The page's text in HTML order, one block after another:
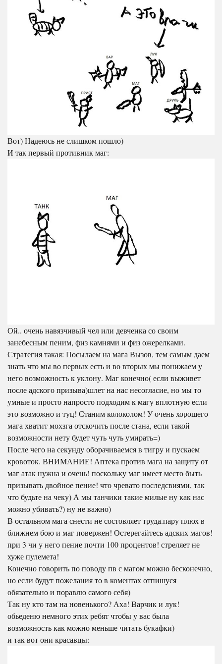
Вот) Надеюсь не слишком пошло)
И так первый противник маг:
Ой.. очень навязчивый чел или девченка со своим
занебесным пеним, физ камнями и физ ожерелками.
Стратегия такая: Посылаем на мага Вызов, тем самым даем
знать что мы во первых есть и во вторых мы понижаем у
него возможность к уклону. Маг конечно( если выживет
после адского призыва)шлет на нас несогласие, но мы то
умные и просто напросто подходим к магу вплотную если
это возможно и туц! Станим колоколом! У очень хорошего
мага хватит мохзга отскочить после стана, если такой
возможности нету будет чуть чуть умирать=)
После чего на секунду оборачиваемся в тигру и пускаем
кровоток. ВНИМАНИЕ! Аптека против мага на защиту от
маг атак нужна и очень! поскольку маг имеет место быть
призывать двойное пение! что чревато последсвиями, так
что будьте на чеку) А мы танчики такие милые ну как нас
можно убивать?) ну не важно)
В остальном мага снести не состовляет труда.пару плюх в
ближнем бою и маг повержен! Остерегайтесь адских магов!
при 3 чи у него пение почти 100 процентов! стреляет не
хуже пулемета!
Конечно говорить по поводу пв с магом можно бесконечно,
но если будут пожелания то в коментах отпишуся
обязательно и поравлю самого себя)
Так ну кто там на новенького? Аха! Варчик и лук!
обьеденю немного этих ребят чтобы у вас была
возможность как можно меньше читать букафки)
и так вот они красавцы: